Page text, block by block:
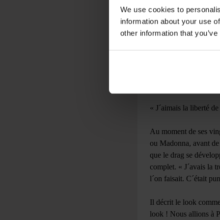
We use cookies to
information about your use
other information that
lorsqu´il grandissait et
« Un peu, » il répond.
Alors que Jonny se
de l´alcool et des
étaient au pub, il
« J´aimais la liberté
Au moment de ses
ou Madonna, avant
que le drag se
complet. « J´avais la
l´on faisait. C´était
Il décrit le look
look ! Nous allions à